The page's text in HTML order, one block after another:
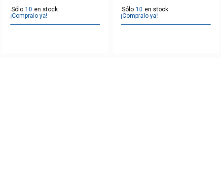
10
¡Compralo ya!
10
¡Compralo ya!